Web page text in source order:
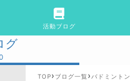
活動ブログ
グ
TOP› ブログ一覧 › バドミントン